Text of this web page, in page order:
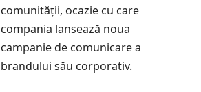
comunității, ocazie cu care
compania lansează noua
campanie de comunicare a
brandului său corporativ.